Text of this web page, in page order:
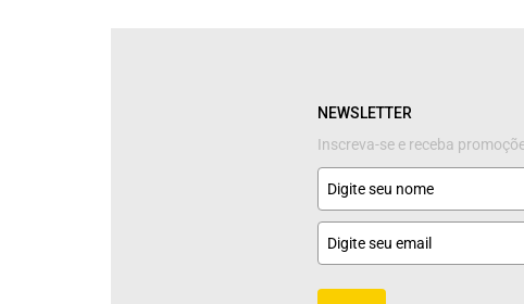
NEWSLETTER
Inscreva-se e receba